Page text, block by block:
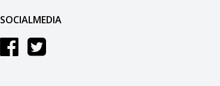
SOCIALMEDIA